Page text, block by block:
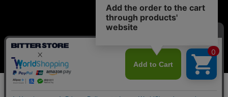
なります。
BITTER STORE(ビターストア)メンズファッション通販サイト
Copyright © P･B･I CO.,LTD. All rights reserved